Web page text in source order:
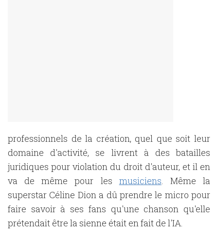
professionnels de la création, quel que soit leur
domaine d'activité, se livrent à des batailles
juridiques pour violation du droit d'auteur, et il en
va de même pour les musiciens. Même la
superstar Céline Dion a dû prendre le micro pour
faire savoir à ses fans qu'une chanson qu'elle
prétendait être la sienne était en fait de l'IA.